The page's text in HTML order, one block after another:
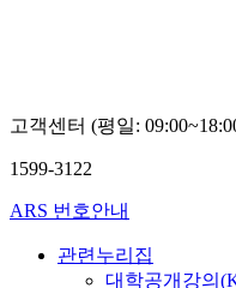
고객센터 (평일:
1599-3122
ARS 번호안내
관련누리집
대학공개강의